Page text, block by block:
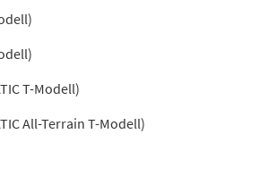
T-Modell)
All-Terrain T-Modell)